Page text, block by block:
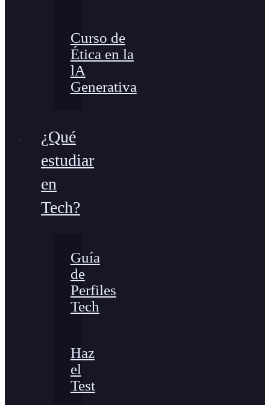
Curso de
Ética en la
lA
Generativa
¿Qué
estudiar
en
Tech?
Guía
de
Perfiles
Tech
Haz
el
Test